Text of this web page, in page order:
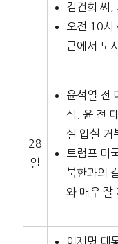
김건희 씨,
오전 10시
근에서 도
28
일
윤석열 전
석. 윤 전
실 입실 거
트럼프 미
북한과의
와 매우 잘
이재명 대